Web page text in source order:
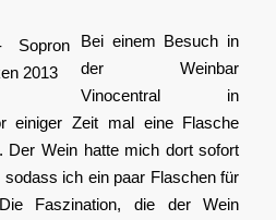
Bei einem Besuch in
der Weinbar
Vinocentral in
einiger Zeit mal eine Flasche
Der Wein hatte mich dort sofort
ich ein paar Flaschen für
Faszination, die der Wein